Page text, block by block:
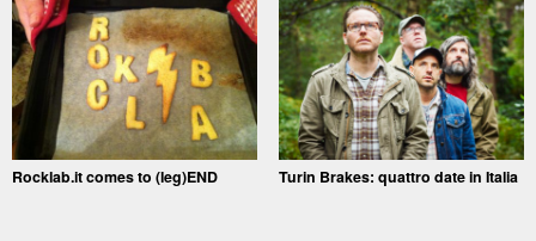
Rocklab.it comes to (leg)END Turin Brakes: quattro date in Italia